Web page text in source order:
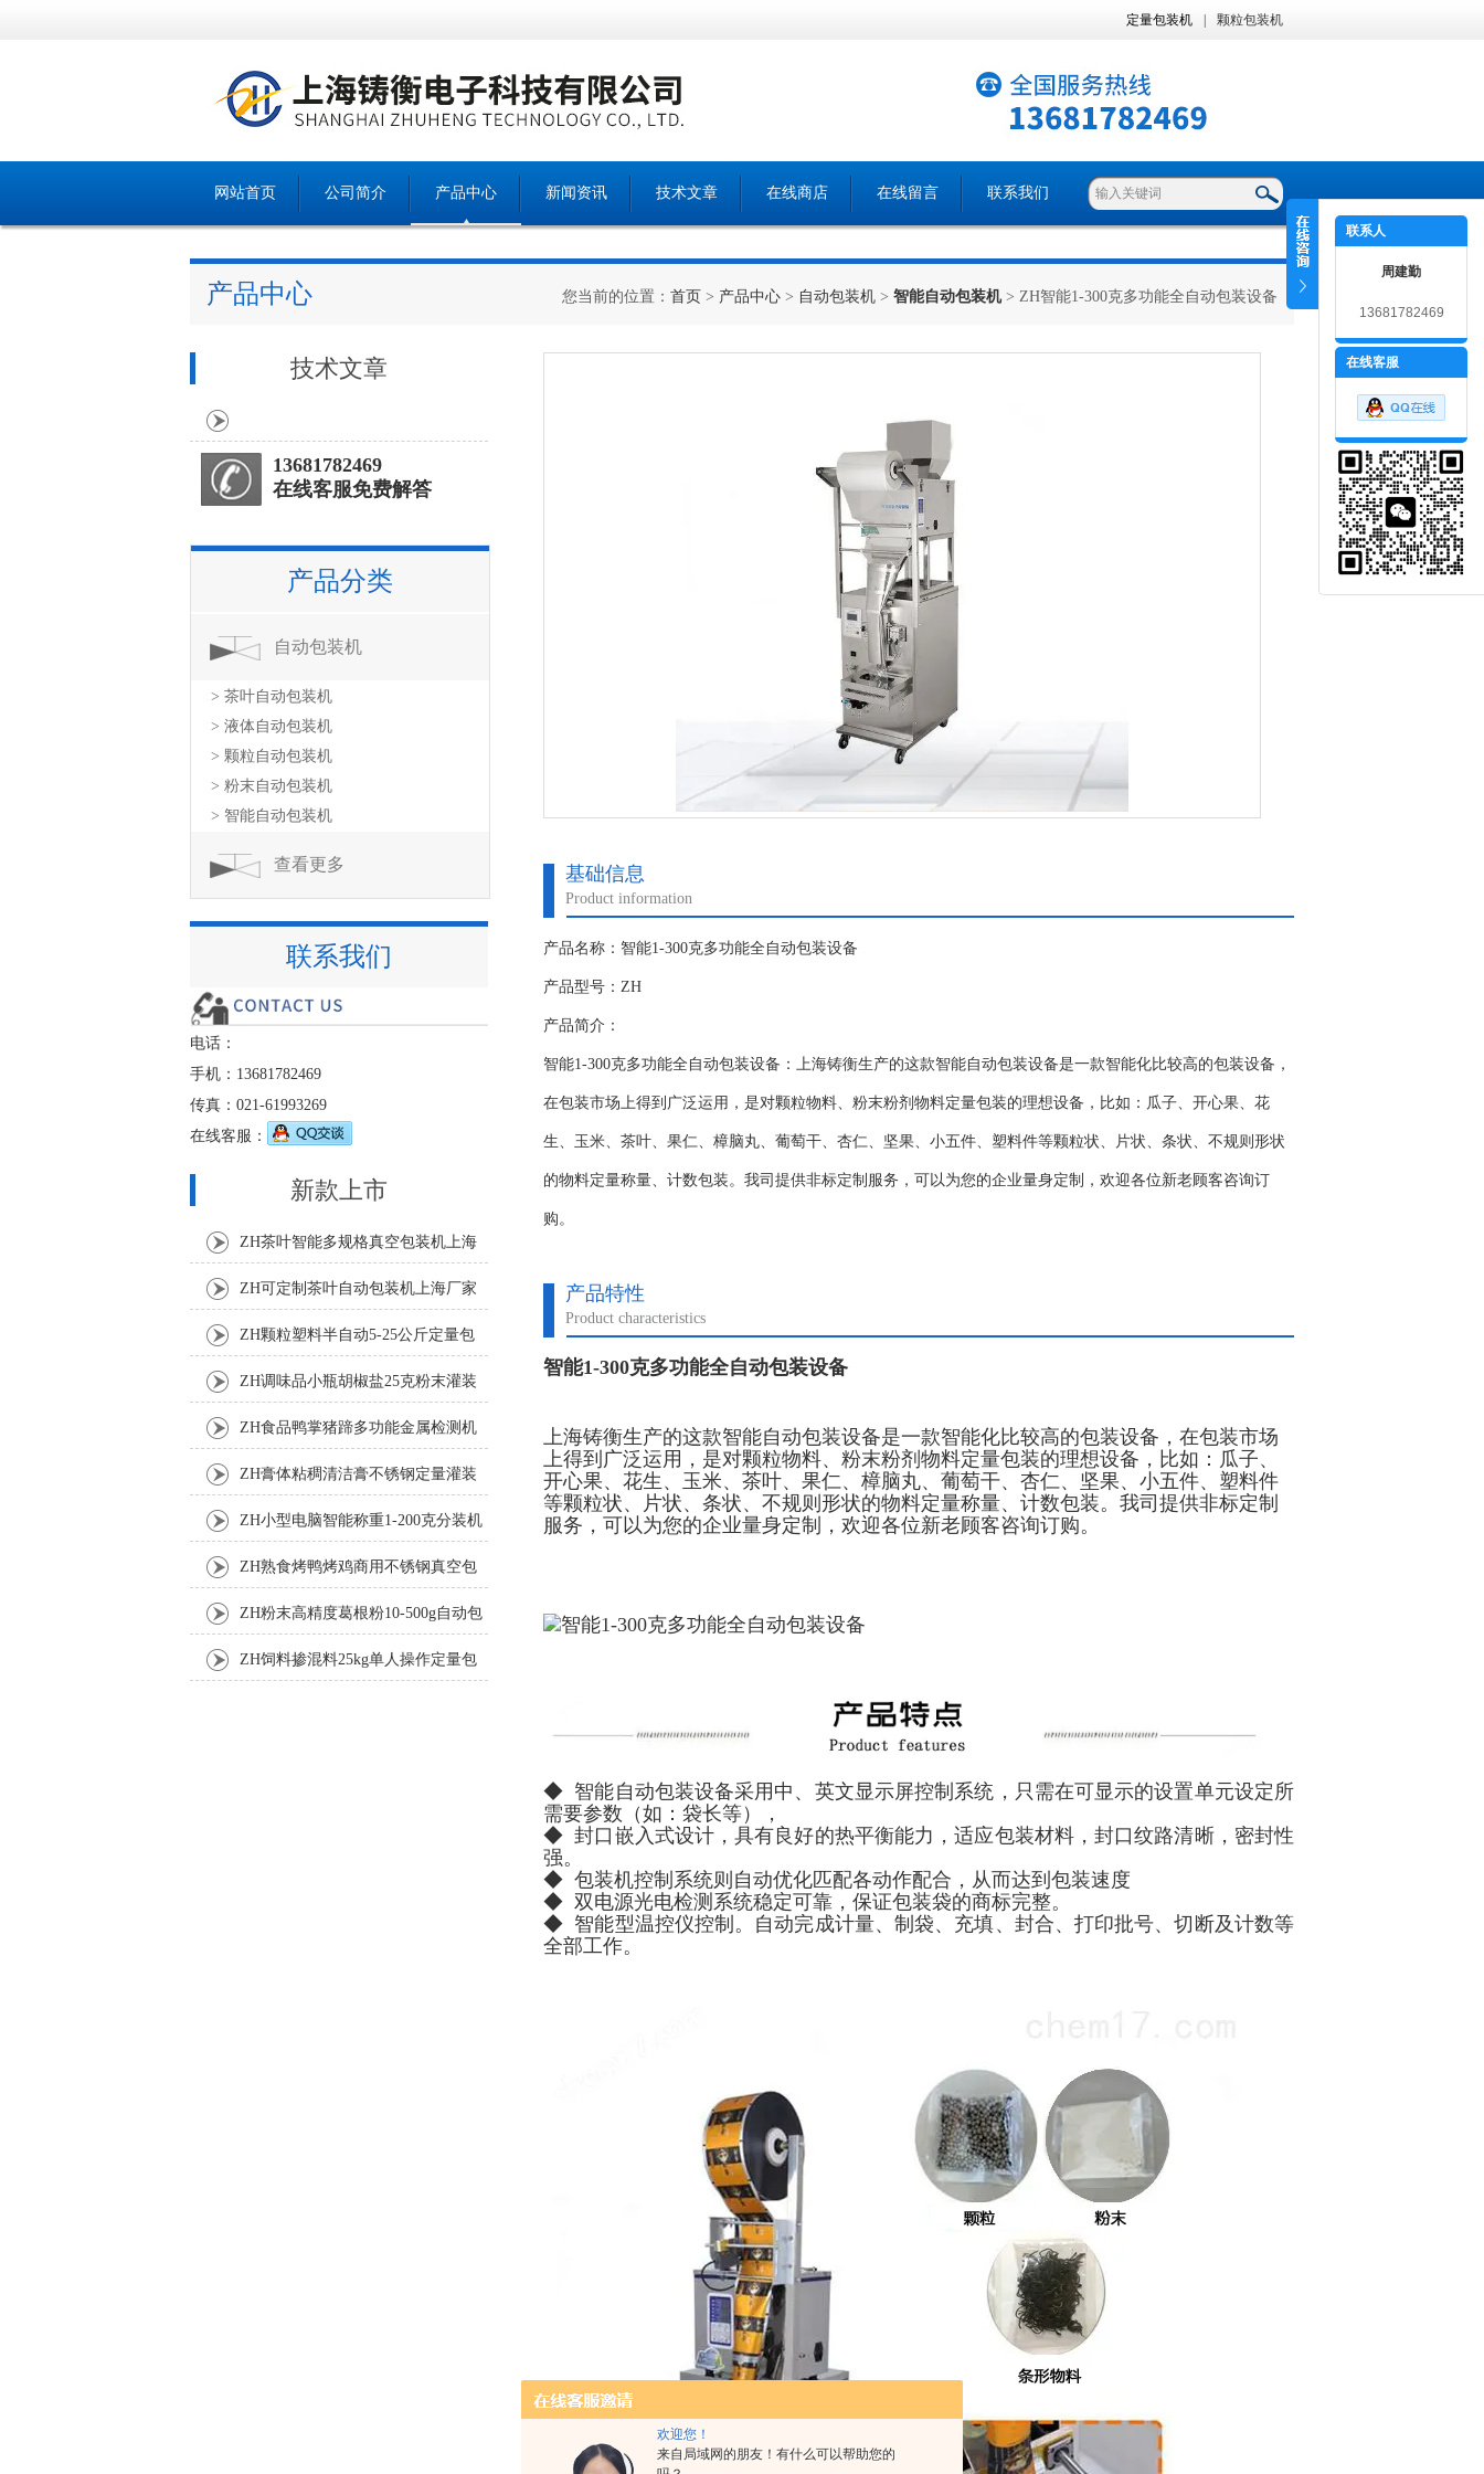
欢迎您！
来自局域网的朋友！有什么可以帮助您的
定量包装机 颗粒包装机
网站首页 公司简介 产品中心 新闻资讯 技术文章 在线商店 在线留言 联系我们
产品中心 您当前的位置： 首页 > 产品中心 > 自动包装机 > 智能自动包装机> ZH智能1-300克多功能全自动包装设备
基础信息
Product information
产品名称：智能1-300克多功能全自动包装设备
产品型号：ZH
产品简介：
智能1-300克多功能全自动包装设备：上海铸衡生产的这款智能自动包装设备是一款智能化比较高的包装设备，
在包装市场上得到广泛运用，是对颗粒物料、粉末粉剂物料定量包装的理想设备，比如：瓜子、开心果、花
生、玉米、茶叶、果仁、樟脑丸、葡萄干、杏仁、坚果、小五件、塑料件等颗粒状、片状、条状、不规则形状
的物料定量称量、计数包装。我司提供非标定制服务，可以为您的企业量身定制，欢迎各位新老顾客咨询订
购。
产品特性
Product characteristics
智能1-300克多功能全自动包装设备
上海铸衡生产的这款智能自动包装设备是一款智能化比较高的包装设备，在包装市场
上得到广泛运用，是对颗粒物料、粉末粉剂物料定量包装的理想设备，比如：瓜子、
开心果、花生、玉米、茶叶、果仁、樟脑丸、葡萄干、杏仁、坚果、小五件、塑料件
等颗粒状、片状、条状、不规则形状的物料定量称量、计数包装。我司提供非标定制
服务，可以为您的企业量身定制，欢迎各位新老顾客咨询订购。
◆ 智能自动包装设备采用中、英文显示屏控制系统，只需在可显示的设置单元设定所
需要参数（如：袋长等），
◆ 封口嵌入式设计，具有良好的热平衡能力，适应包装材料，封口纹路清晰，密封性
强。
◆ 包装机控制系统则自动优化匹配各动作配合，从而达到包装速度
◆ 双电源光电检测系统稳定可靠，保证包装袋的商标完整。
◆ 智能型温控仪控制。自动完成计量、制袋、充填、封合、打印批号、切断及计数等
全部工作。
技术文章
13681782469
在线客服免费解答
产品分类
自动包装机
> 茶叶自动包装机
> 液体自动包装机
> 颗粒自动包装机
> 粉末自动包装机
> 智能自动包装机
查看更多
联系我们
电话：
手机：13681782469
传真：021-61993269
在线客服：
新款上市
ZH茶叶智能多规格真空包装机上海
厂家 ZH可定制茶叶自动包装机上海厂家
ZH颗粒塑料半自动5-25公斤定量包
装机 ZH调味品小瓶胡椒盐25克粉末灌装
ZH食品鸭掌猪蹄多功能金属检测机
ZH膏体粘稠清洁膏不锈钢定量灌装
机厂家 ZH小型电脑智能称重1-200克分装机
ZH熟食烤鸭烤鸡商用不锈钢真空包
装机 ZH粉末高精度葛根粉10-500g自动包
装机 ZH饲料掺混料25kg单人操作定量包
联系人
周建勤
13681782469
在线客服